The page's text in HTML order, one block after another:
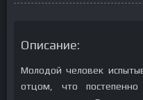
Описание:
Молодой человек
отцом, что